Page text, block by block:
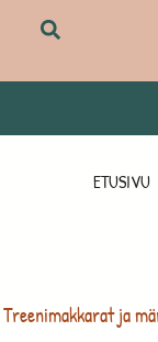
ETUSIVU
Treenimakkarat ja